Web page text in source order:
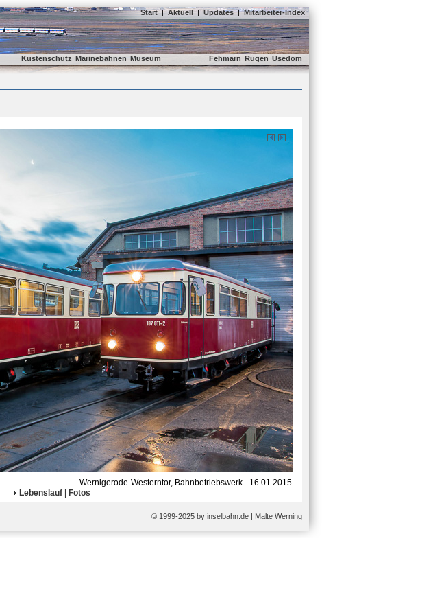
Start | Aktuell | Updates | Mitarbeiter-Index
Küstenschutz Marinebahnen Museum Fehmarn Rügen Usedom
Wernigerode-Westerntor, Bahnbetriebswerk - 16.01.2015
Lebenslauf | Fotos
© 1999-2025 by inselbahn.de | Malte Werning